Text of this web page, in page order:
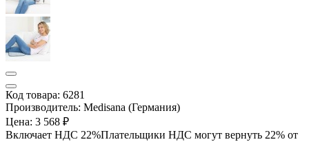
Код товара: 6281
Производитель: Medisana (Германия)
Цена: 3 568 ₽
Включает НДС 22%Плательщики НДС могут вернуть 22% от